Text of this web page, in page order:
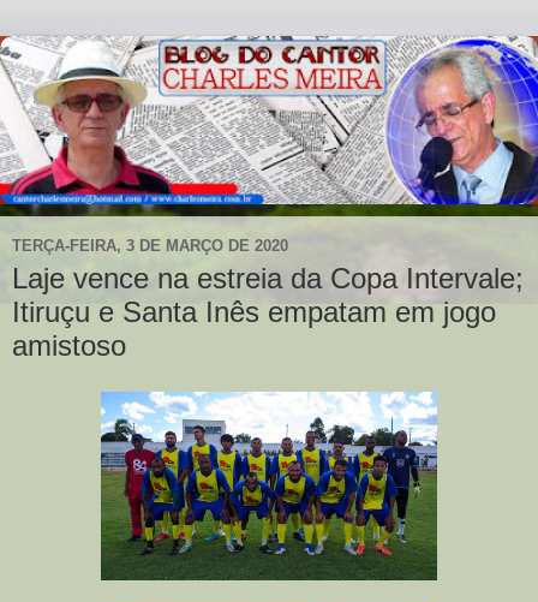
TERÇA-FEIRA, 3 DE MARÇO DE 2020
Laje vence na estreia da Copa Intervale;
Itiruçu e Santa Inês empatam em jogo
amistoso